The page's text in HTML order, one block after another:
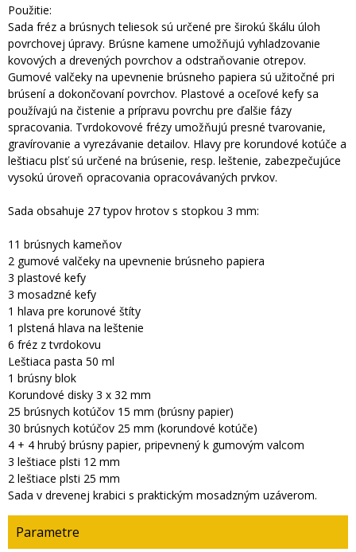
Použitie:
Sada fréz a brúsnych teliesok sú určené pre širokú škálu úloh
povrchovej úpravy. Brúsne kamene umožňujú vyhladzovanie
kovových a drevených povrchov a odstraňovanie otrepov.
Gumové valčeky na upevnenie brúsneho papiera sú užitočné pri
brúsení a dokončovaní povrchov. Plastové a oceľové kefy sa
používajú na čistenie a prípravu povrchu pre ďalšie fázy
spracovania. Tvrdokovové frézy umožňujú presné tvarovanie,
gravírovanie a vyrezávanie detailov. Hlavy pre korundové kotúče a
leštiacu plsť sú určené na brúsenie, resp. leštenie, zabezpečujúce
vysokú úroveň opracovania opracovávaných prvkov.
Sada obsahuje 27 typov hrotov s stopkou 3 mm:
11 brúsnych kameňov
2 gumové valčeky na upevnenie brúsneho papiera
3 plastové kefy
3 mosadzné kefy
1 hlava pre korunové štíty
1 plstená hlava na leštenie
6 fréz z tvrdokovu
Leštiaca pasta 50 ml
1 brúsny blok
Korundové disky 3 x 32 mm
25 brúsnych kotúčov 15 mm (brúsny papier)
30 brúsnych kotúčov 25 mm (korundové kotúče)
4 + 4 hrubý brúsny papier, pripevnený k gumovým valcom
3 leštiace plsti 12 mm
2 leštiace plsti 25 mm
Sada v drevenej krabici s praktickým mosadzným uzáverom.
Parametre